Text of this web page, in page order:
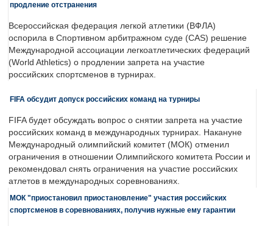
продление отстранения
Всероссийская федерация легкой атлетики (ВФЛА)
оспорила в Спортивном арбитражном суде (CAS) решение
Международной ассоциации легкоатлетических федераций
(World Athletics) о продлении запрета на участие
российских спортсменов в турнирах.
FIFA обсудит допуск российских команд на турниры
FIFA будет обсуждать вопрос о снятии запрета на участие
российских команд в международных турнирах. Накануне
Международный олимпийский комитет (МОК) отменил
ограничения в отношении Олимпийского комитета России и
рекомендовал снять ограничения на участие российских
атлетов в международных соревнованиях.
МОК "приостановил приостановление" участия российских
спортсменов в соревнованиях, получив нужные ему гарантии